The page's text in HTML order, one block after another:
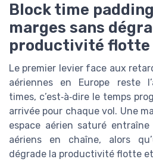
Block time
marges sans
productivité flotte
Le premier levier face aux
aériennes en Europe reste
times, c’est‑à‑dire le temps
arrivée pour chaque vol. Une
espace aérien saturé
aériens en chaîne, alors
dégrade la productivité flotte